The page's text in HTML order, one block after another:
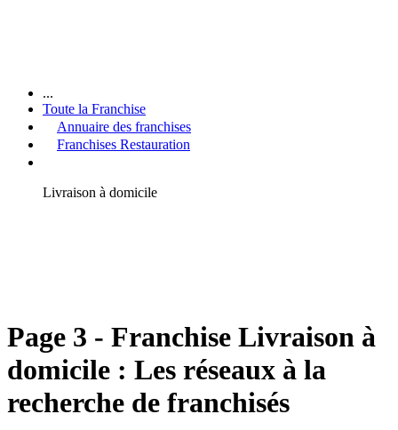
...
Toute la Franchise
Annuaire des franchises
Franchises Restauration
Livraison à domicile
Page 3 - Franchise Livraison à
domicile : Les réseaux à la
recherche de franchisés